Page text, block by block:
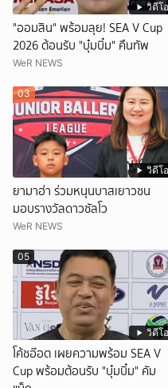
วิดีโอ
"ออมสิน" พร้อมลุย! SEA V Cup
2026 ต้อนรับ "บุ๋มบิ๋ม" คืนทัพ
WeR NEWS
วิดีโอ
03
ยามาฮ่า ร่วมหนุนบาสเยาวชน
มอบรางวัลดาวซัลโว
WeR NEWS
วิดีโอ
05
โค้ชอ๊อต เผยความพร้อม SEA V
Cup พร้อมต้อนรับ "บุ๋มบิ๋ม" คัม